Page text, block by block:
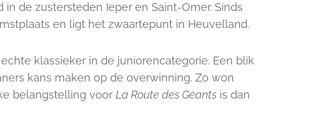
de zustersteden Ieper en Saint-Omer. Sinds
en ligt het zwaartepunt in Heuvelland.
klassieker in de juniorencategorie. Een blik
kans maken op de overwinning. Zo won
belangstelling voor La Route des Géants is dan